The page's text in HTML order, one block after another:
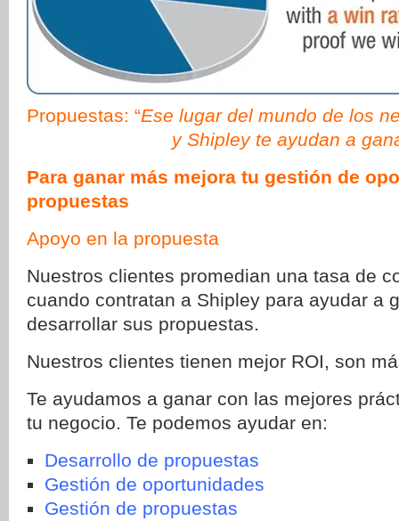
Propuestas: “Ese lugar del mundo de los
y Shipley te ayudan a
Para ganar más mejora tu gestión de
propuestas
Apoyo en la propuesta
Nuestros clientes promedian una tasa de
cuando contratan a Shipley para ayudar a
desarrollar sus propuestas.
Nuestros clientes tienen mejor ROI, son
Te ayudamos a ganar con las mejores
tu negocio. Te podemos ayudar en:
Desarrollo de propuestas
Gestión de oportunidades
Gestión de propuestas